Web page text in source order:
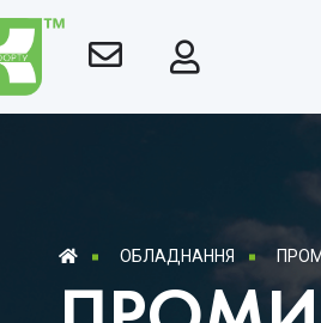
ОБЛАДНАННЯ